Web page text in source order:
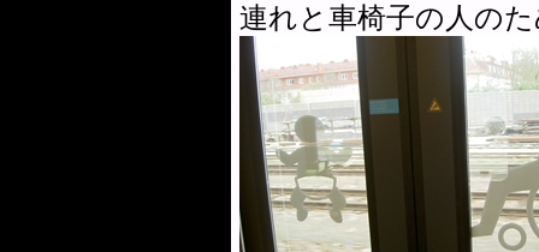
連れと車椅子の人の